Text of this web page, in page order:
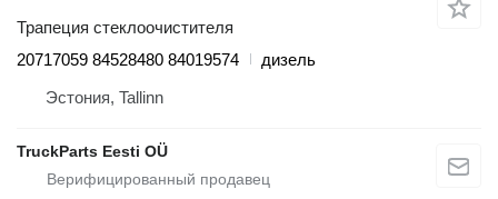
Трапеция стеклоочистителя
20717059 84528480 84019574
дизель
Эстония, Tallinn
TruckParts Eesti OÜ